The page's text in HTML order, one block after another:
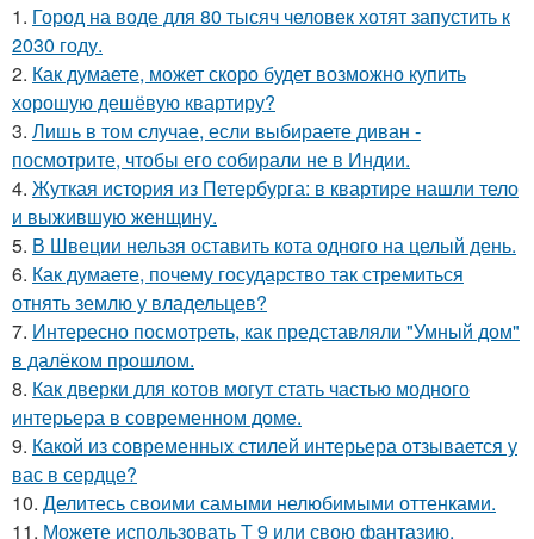
1. Город на воде для 80 тысяч человек хотят запустить к
2030 году.
2. Как думаете, может скоро будет возможно купить
хорошую дешёвую квартиру?
3. Лишь в том случае, если выбираете диван -
посмотрите, чтобы его собирали не в Индии.
4. Жуткая история из Петербурга: в квартире нашли тело
и выжившую женщину.
5. В Швеции нельзя оставить кота одного на целый день.
6. Как думаете, почему государство так стремиться
отнять землю у владельцев?
7. Интересно посмотреть, как представляли "Умный дом"
в далёком прошлом.
8. Как дверки для котов могут стать частью модного
интерьера в современном доме.
9. Какой из современных стилей интерьера отзывается у
вас в сердце?
10. Делитесь своими самыми нелюбимыми оттенками.
11. Можете использовать Т 9 или свою фантазию.